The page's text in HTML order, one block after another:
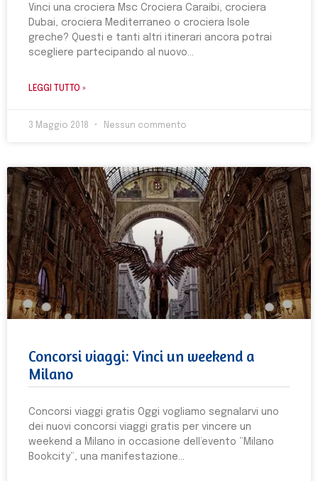
Vinci una crociera Msc Crociera Caraibi, crociera
Dubai, crociera Mediterraneo o crociera Isole
greche? Questi e tanti altri itinerari ancora potrai
scegliere partecipando al nuovo
LEGGI TUTTO »
3 Maggio 2018 Nessun commento
Concorsi viaggi: Vinci un weekend a
Milano
Concorsi viaggi gratis Oggi vogliamo segnalarvi uno
dei nuovi concorsi viaggi gratis per vincere un
weekend a Milano in occasione dell’evento “Milano
Bookcity“, una manifestazione